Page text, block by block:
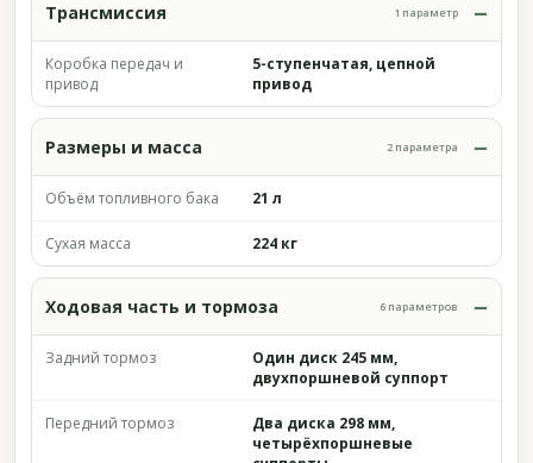
Трансмиссия 1 параметр
Коробка передач и
привод
5-ступенчатая, цепной
привод
Размеры и масса 2 параметра
Объём топливного бака 21 л
Сухая масса 224 кг
Ходовая часть и тормоза 6 параметров
Задний тормоз
Один диск 245 мм,
двухпоршневой суппорт
Передний тормоз
Два диска 298 мм,
четырёхпоршневые